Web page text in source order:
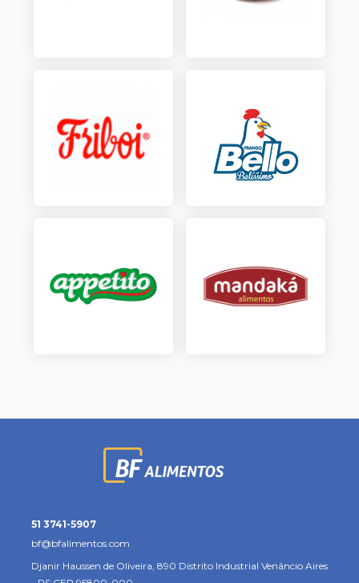
51 3741-5907
bf@bfalimentos.com
Djanir Haussen de Oliveira, 890 Distrito Industrial Venâncio Aires